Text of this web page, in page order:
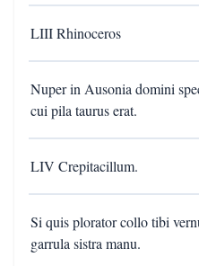
LIII Rhinoceros
Nuper in Ausonia domini
cui pila taurus erat.
LIV Crepitacillum.
Si quis plorator collo tibi
garrula sistra manu.